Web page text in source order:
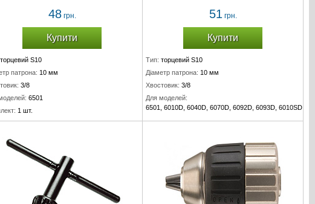
48грн.
Купити
торцевий S10
патрона: 10 мм
3/8
6501
1 шт.
51грн.
Купити
Тип: торцевий S10
Діаметр патрона: 10 мм
Хвостовик: 3/8
Для моделей:
6501, 6010D, 6040D, 6070D, 6092D, 6093D, 6010SD,
Комплект: 1 шт.